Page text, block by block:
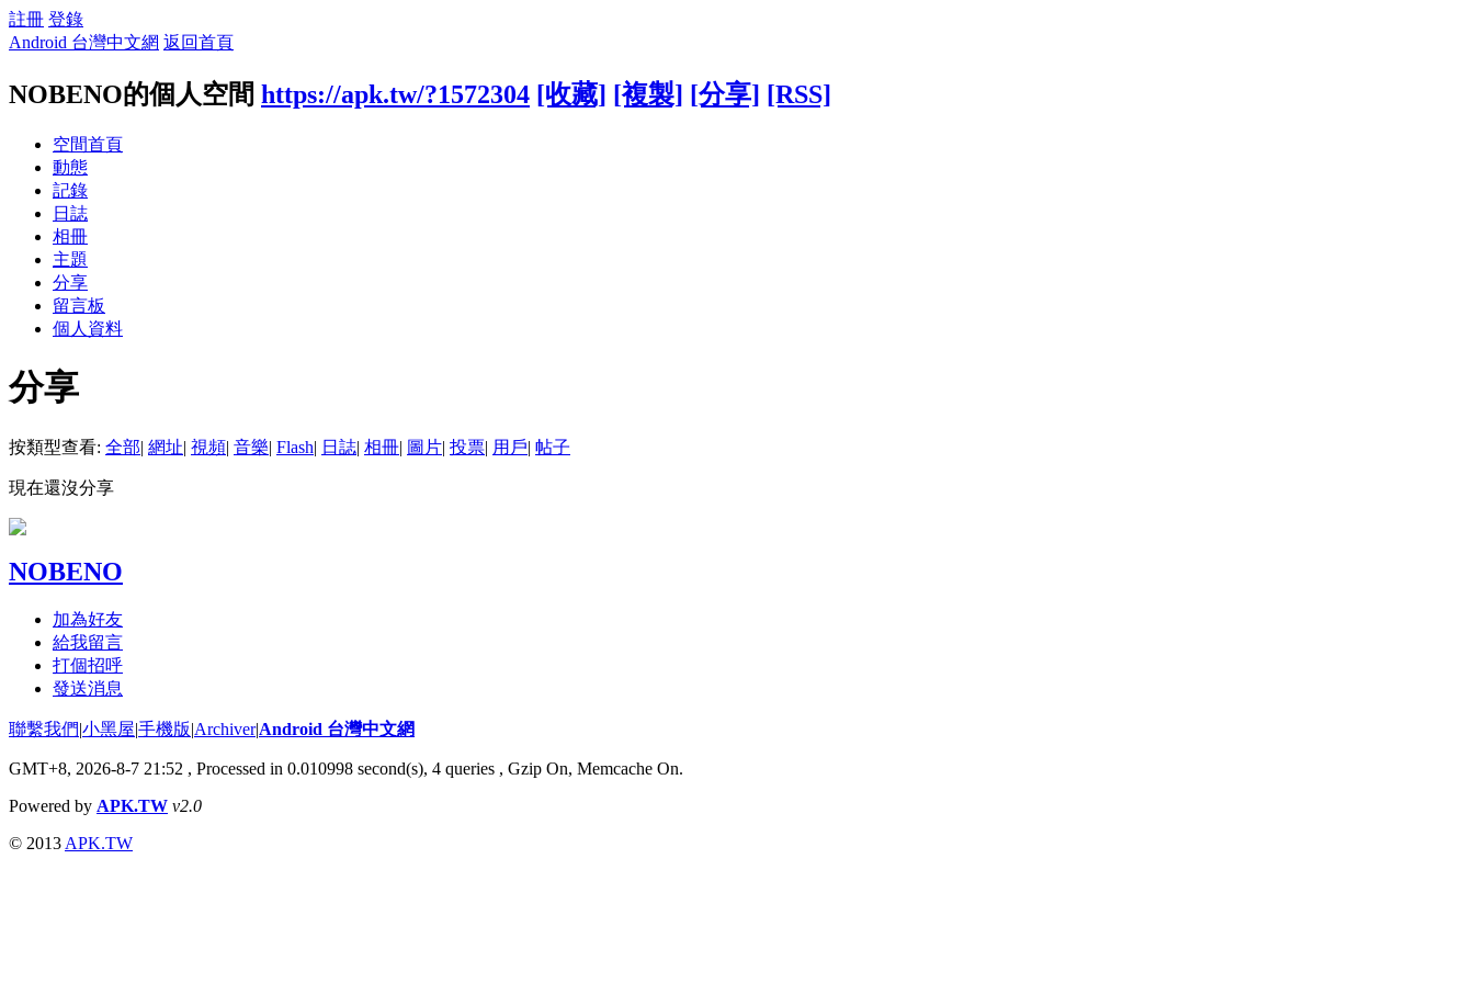
註冊 登錄
Android 台灣中文網 返回首頁
NOBENO的個人空間 https://apk.tw/?1572304 [收藏] [複製] [分享] [RSS]
空間首頁
動態
記錄
日誌
相冊
主題
分享
留言板
個人資料
分享
按類型查看: 全部| 網址| 視頻| 音樂| Flash| 日誌| 相冊| 圖片| 投票| 用戶| 帖子
現在還沒分享
NOBENO
加為好友
給我留言
打個招呼
發送消息
聯繫我們|小黑屋|手機版|Archiver|Android 台灣中文網
GMT+8, 2026-8-7 21:52 , Processed in 0.010998 second(s), 4 queries , Gzip On, Memcache On.
Powered by APK.TW v2.0
© 2013 APK.TW